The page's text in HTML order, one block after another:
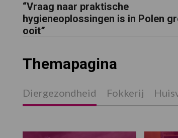
“Vraag naar praktische
hygieneoplossingen is in Polen
ooit”
Themapagina
Diergezondheid Fokkerij